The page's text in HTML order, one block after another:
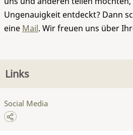
Ungenauigkeit entdeckt? Dann
eine Mail. Wir freuen uns über
Links
Social Media